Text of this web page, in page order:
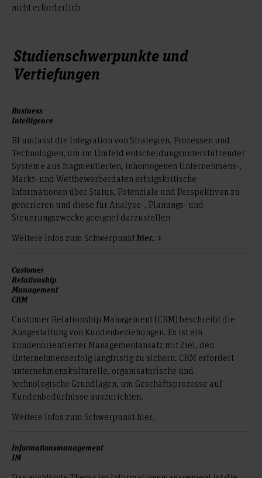
nicht erforderlich
Studienschwerpunkte und
Vertiefungen
Business
Intelligence
BI umfasst die Integration von Strategien, Prozessen und
Technologien, um im Umfeld entscheidungsunterstützender
Systeme aus fragmentierten, inhomogenen Unternehmens-,
Markt- und Wettbewerberdaten erfolgskritische
Informationen über Status, Potenziale und Perspektiven zu
generieren und diese für Analyse-, Planungs- und
Steuerungszwecke geeignet darzustellen
Weitere Infos zum Schwerpunkt hier.
Customer
Relationship
Management
CRM
Customer Relationship Management (CRM) beschreibt die
Ausgestaltung von Kundenbeziehungen. Es ist ein
kundenorientierter Managementansatz mit Ziel, den
Unternehmenserfolg langfristig zu sichern. CRM erfordert
unternehmenskulturelle, organisatorische und
technologische Grundlagen, um Geschäftsprozesse auf
Kundenbedürfnisse auszurichten.
Weitere Infos zum Schwerpunkt hier.
Informationsmanagement
IM